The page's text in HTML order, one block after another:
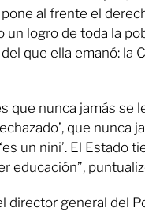
al frente el
un logro de toda la
que ella emanó: la
que nunca jamás se
que nunca
un nini’. El Estado
educación”,
director general del